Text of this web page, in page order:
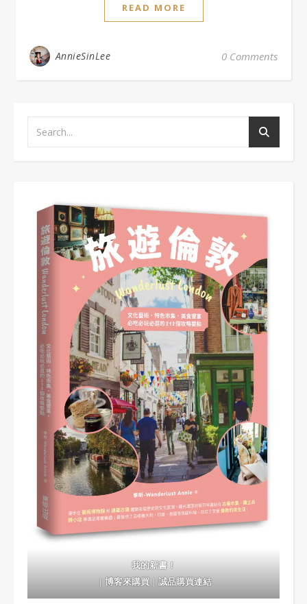
READ MORE
AnnieSinLee 0 Comments
我的新書！
｜博客來購買｜誠品購買連結